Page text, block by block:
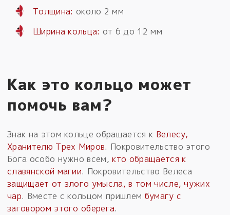
Толщина: около 2 мм
Ширина кольца: от 6 до 12 мм
Как это кольцо может
помочь вам?
Знак на этом кольце обращается к Велесу,
Хранителю Трех Миров. Покровительство этого
Бога особо нужно всем,кто обращается к
славянской магии. Покровительство Велеса
защищает от злого умысла, в том числе, чужих
чар. Вместе с кольцом пришлем бумагу с
заговором этого оберега.